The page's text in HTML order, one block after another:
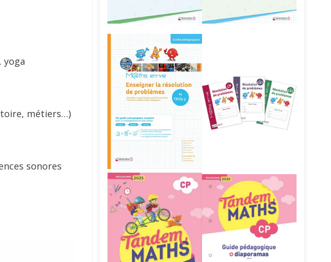
yoga
métiers…)
sonores